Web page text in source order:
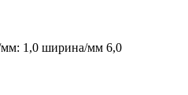
мм: 1,0 ширина/мм 6,0